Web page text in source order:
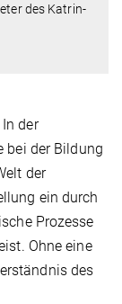
des Katrin-
der
bei der Bildung
der
ein durch
Prozesse
Ohne eine
des